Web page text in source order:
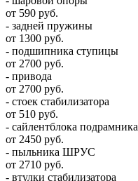
от 590 руб.
- задней пружины
от 1300 руб.
- подшипника ступицы
от 2700 руб.
- привода
от 2700 руб.
- стоек стабилизатора
от 510 руб.
- сайлентблока подрамника
от 2450 руб.
- пыльника ШРУС
от 2710 руб.
- втулки стабилизатора